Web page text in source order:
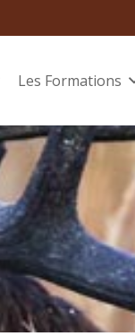
Les Formations